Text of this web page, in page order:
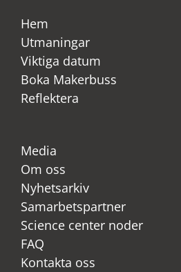
Hem
Utmaningar
Viktiga datum
Boka Makerbuss
Reflektera
Media
Om oss
Nyhetsarkiv
Samarbetspartner
Science center noder
FAQ
Kontakta oss